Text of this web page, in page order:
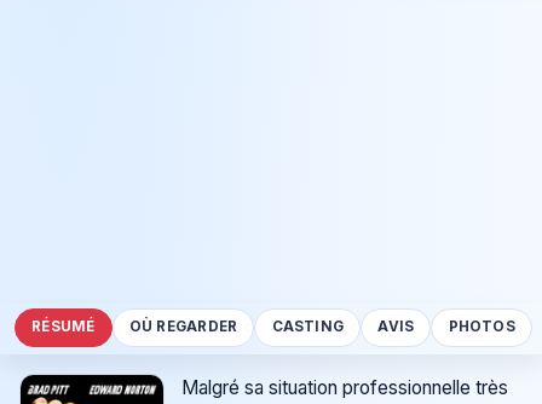
RÉSUMÉ OÙ REGARDER CASTING AVIS PHOTOS
Malgré sa situation professionnelle très